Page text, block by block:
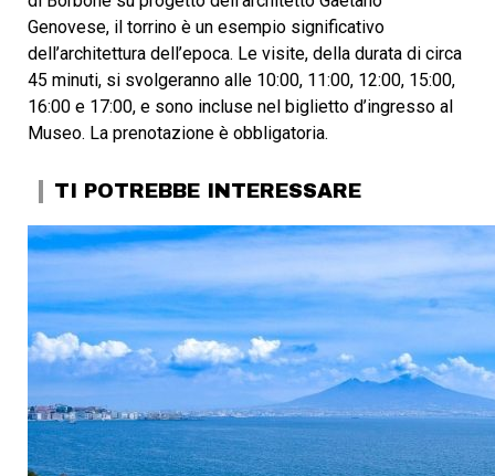
Genovese, il torrino è un esempio significativo
dell’architettura dell’epoca. Le visite, della durata di circa
45 minuti, si svolgeranno alle 10:00, 11:00, 12:00, 15:00,
16:00 e 17:00, e sono incluse nel biglietto d’ingresso al
Museo. La prenotazione è obbligatoria.
TI POTREBBE INTERESSARE